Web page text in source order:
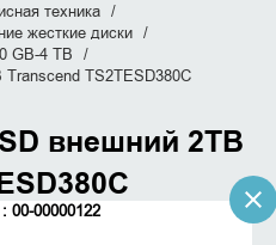
техника
жесткие диски
GB-4 TB
TS2TESD380C
внешний 2TB
00-00000122